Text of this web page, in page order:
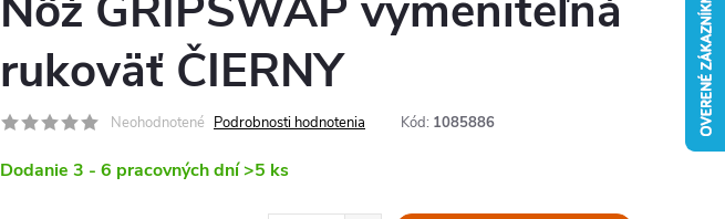
rukoväť ČIERNY
Neohodnotené Podrobnosti hodnotenia Kód: 1085886
Dodanie 3 - 6 pracovných dní>5 ks